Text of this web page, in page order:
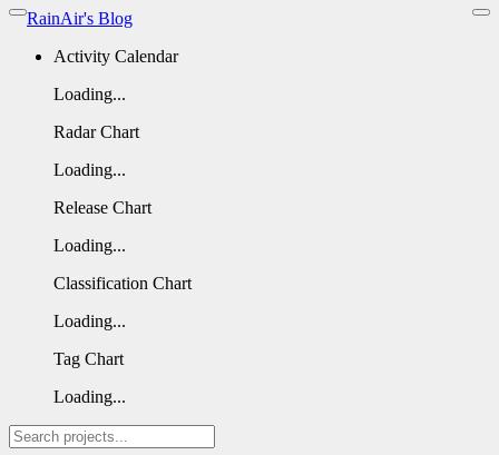
RainAir's Blog
Activity Calendar
Loading...
Radar Chart
Loading...
Release Chart
Loading...
Classification Chart
Loading...
Tag Chart
Loading...